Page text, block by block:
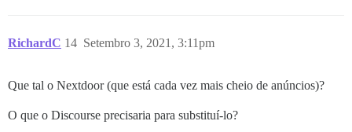
RichardC Setembro 3, 2021, 3:11pm
14
Que tal o Nextdoor (que está cada vez mais cheio de anúncios)?
O que o Discourse precisaria para substituí-lo?